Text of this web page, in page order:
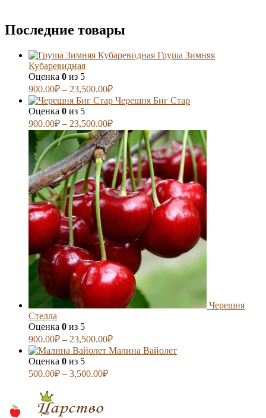
Последние товары
Груша Зимняя
Кубаревидная
Оценка 0 из 5
900.00₽ – 23,500.00₽
Черешня Биг Стар
Оценка 0 из 5
900.00₽ – 23,500.00₽
Черешня
Стелла
Оценка 0 из 5
900.00₽ – 23,500.00₽
Малина Вайолет
Оценка 0 из 5
500.00₽ – 3,500.00₽